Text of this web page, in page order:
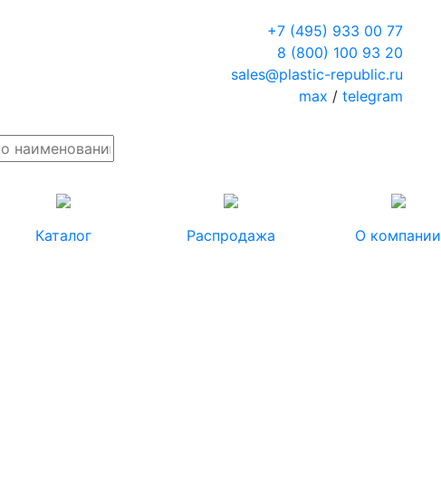
+7 (495) 933 00 77
8 (800) 100 93 20
sales@plastic-republic.ru
max / telegram
Каталог Распродажа О компании